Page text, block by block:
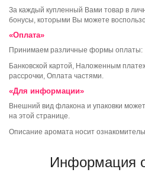
За каждый купленный Вами товар в
бонусы, которыми Вы можете
«Оплата»
Принимаем различные формы оплаты:
Банковской картой, Наложенным
рассрочки, Оплата частями.
«Для информации»
Внешний вид флакона и упаковки
на этой странице.
Описание аромата носит
Информация